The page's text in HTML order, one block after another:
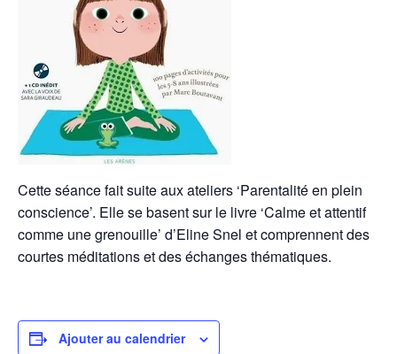
Cette séance fait suite aux ateliers ‘Parentalité en plein
conscience’. Elle se basent sur le livre ‘Calme et attentif
comme une grenouille’ d’Eline Snel et comprennent des
courtes méditations et des échanges thématiques.
Ajouter au calendrier